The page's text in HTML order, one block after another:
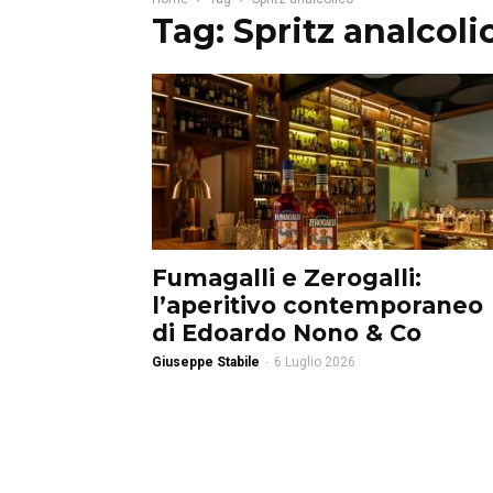
Tag: Spritz
Fumagalli e Zerogalli:
l’aperitivo contemporaneo
di Edoardo Nono & Co
Giuseppe Stabile - 6 Luglio 2026